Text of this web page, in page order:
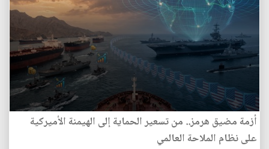
أزمة مضيق هرمز.. من تسعير الحماية إلى الهيمنة الأميركية
على نظام الملاحة العالمي